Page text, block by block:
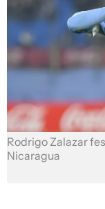
Rodrigo Zalazar
Nicaragua